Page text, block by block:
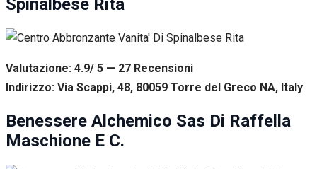
Spinalbese Rita
Valutazione: 4.9/ 5 — 27 Recensioni
Indirizzo: Via Scappi, 48, 80059 Torre del Greco NA, Italy
Benessere Alchemico Sas Di Raffella
Maschione E C.